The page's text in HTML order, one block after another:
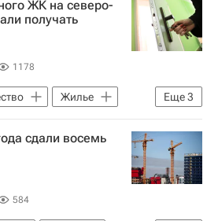
ЖК на северо-
получать
1178
Еще3
Жилье
г. Москвы
сдали восемь
584